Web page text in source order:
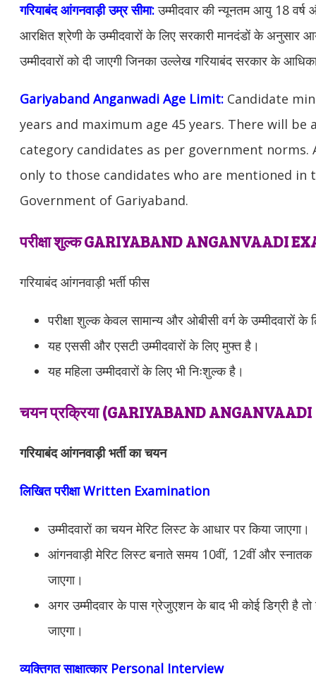
गरियाबंद आंगनवाड़ी उम्र सीमा: उम्मीदवार की न्यूनतम आयु 18
आरक्षित श्रेणी के उम्मीदवारों के लिए सरकारी मानदंडों के
उम्मीदवारों को दी जाएगी जिनका उल्लेख गरियाबंद सरकार के
Gariyaband Anganwadi Age Limit: Candidate
years and maximum age 45 years. There will
category candidates as per government norms.
only to those candidates who are mentioned in
Government of Gariyaband.
परीक्षा शुल्क GARIYABAND ANGANVAADI
गरियाबंद आंगनवाड़ी भर्ती फीस
परीक्षा शुल्क केवल सामान्य और ओबीसी वर्ग के उम्मीदवारों के
यह एससी और एसटी उम्मीदवारों के लिए मुफ्त है।
यह महिला उम्मीदवारों के लिए भी निःशुल्क है।
चयन प्रक्रिया (GARIYABAND ANGANVAADI
गरियाबंद आंगनवाड़ी भर्ती का चयन
लिखित परीक्षा Written Examination
उम्मीदवारों का चयन मेरिट लिस्ट के आधार पर किया जाएगा।
आंगनवाड़ी मेरिट लिस्ट बनाते समय 10वीं, 12वीं और
जाएगा।
अगर उम्मीदवार के पास ग्रेजुएशन के बाद भी कोई डिग्री है
जाएगा।
व्यक्तिगत साक्षात्कार Personal Interview